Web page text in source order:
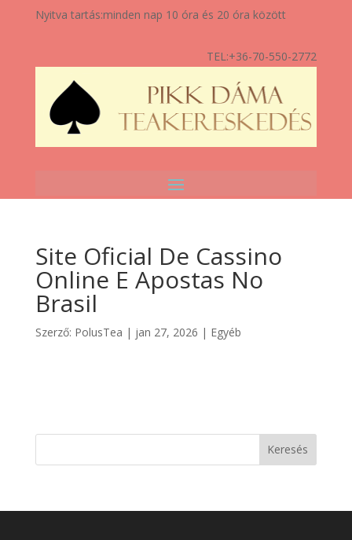
Nyitva tartás:minden nap 10 óra és 20 óra között
TEL:+36-70-550-2772
Site Oficial De Cassino
Online E Apostas No
Brasil
Szerző: PolusTea | jan 27, 2026 | Egyéb